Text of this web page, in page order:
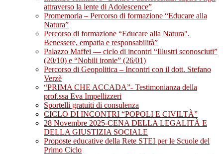
attraverso la lente di Adolescence”
Promemoria – Percorso di formazione “Educare alla
Natura”
Percorso di formazione “Educare alla Natura".
Benessere, empatia e responsabilità”
Palazzo Maffei — ciclo di incontri “Illustri sconosciuti”
(20/10) e “Nobili ironie” (26/01)
Percorso di Geopolitica – Incontri con il dott. Stefano
Verzè
“PRIMA CHE ACCADA”- Testimonianza della
prof.ssa Eva Impellizzeri
Sportelli gratuiti di consulenza
CICLO DI INCONTRI “POPOLI E CIVILTÀ”
28 Novembre 2025-CENA DELLA LEGALITÀ E
DELLA GIUSTIZIA SOCIALE
Proposte educative della Rete STEI per le Scuole del
Primo Ciclo